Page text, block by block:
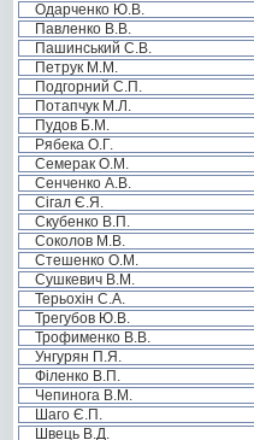
Одарченко Ю.В.
Павленко В.В.
Пашинський С.В.
Петрук М.М.
Подгорний С.П.
Потапчук М.Л.
Пудов Б.М.
Рябека О.Г.
Семерак О.М.
Сенченко А.В.
Сігал Є.Я.
Скубенко В.П.
Соколов М.В.
Стешенко О.М.
Сушкевич В.М.
Терьохін С.А.
Трегубов Ю.В.
Трофименко В.В.
Унгурян П.Я.
Філенко В.П.
Чепинога В.М.
Шаго Є.П.
Швець В.Д.